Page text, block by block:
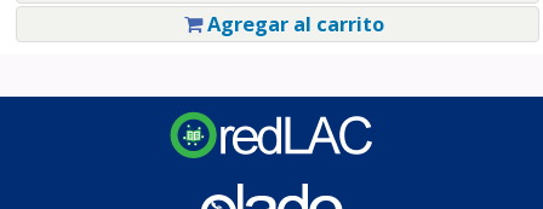
Agregar al carrito